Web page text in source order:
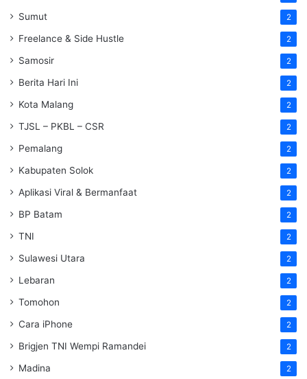
Sumut 2
Freelance & Side Hustle 2
Samosir 2
Berita Hari Ini 2
Kota Malang 2
TJSL – PKBL – CSR 2
Pemalang 2
Kabupaten Solok 2
Aplikasi Viral & Bermanfaat 2
BP Batam 2
TNI 2
Sulawesi Utara 2
Lebaran 2
Tomohon 2
Cara iPhone 2
Brigjen TNI Wempi Ramandei 2
Madina 2